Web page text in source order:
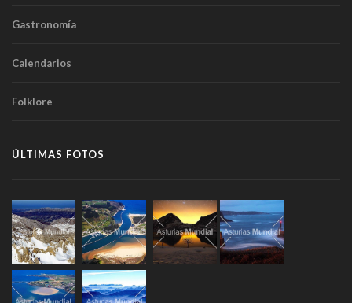
Gastronomía
Calendarios
Folklore
ÚLTIMAS FOTOS